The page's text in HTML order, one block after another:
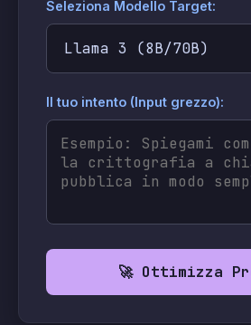
Seleziona Modello Target:
Il tuo intento (Input grezzo):
🚀 Ottimizza